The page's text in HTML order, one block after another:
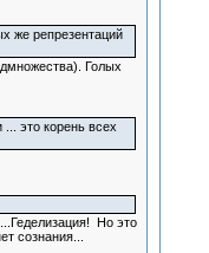
же репрезентаций
Голых
... это корень всех
Но это
сознания...